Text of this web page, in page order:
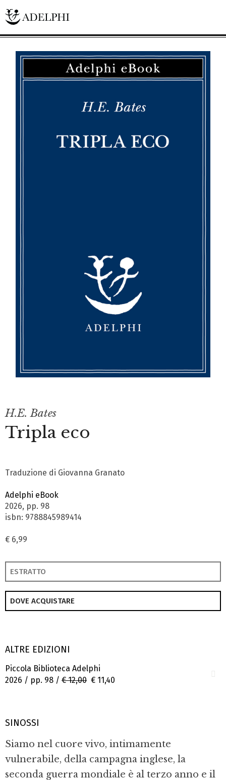
H.E. Bates
Tripla eco
Traduzione di Giovanna Granato
Adelphi eBook
2026, pp. 98
isbn: 9788845989414
€ 6,99
ESTRATTO
DOVE ACQUISTARE
ALTRE EDIZIONI
Piccola Biblioteca Adelphi
2026 / pp. 98 / € 12,00 € 11,40
SINOSSI
Siamo nel cuore vivo, intimamente
vulnerabile, della campagna inglese, la
seconda guerra mondiale è al terzo anno e il